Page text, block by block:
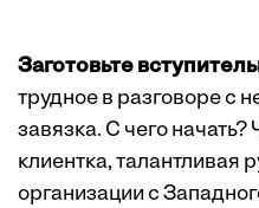
Заготовьте
трудное в разговоре
завязка. С чего
клиентка, талантливая
организации с